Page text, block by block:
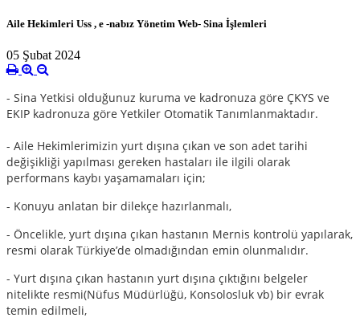
Aile Hekimleri Uss , e -nabız Yönetim Web- Sina İşlemleri
05 Şubat 2024
- Sina Yetkisi olduğunuz kuruma ve kadronuza göre ÇKYS ve
EKIP kadronuza göre Yetkiler Otomatik Tanımlanmaktadır.
- Aile Hekimlerimizin yurt dışına çıkan ve son adet tarihi
değişikliği yapılması gereken hastaları ile ilgili olarak
performans kaybı yaşamamaları için;
- Konuyu anlatan bir dilekçe hazırlanmalı,
- Öncelikle, yurt dışına çıkan hastanın Mernis kontrolü yapılarak,
resmi olarak Türkiye’de olmadığından emin olunmalıdır.
- Yurt dışına çıkan hastanın yurt dışına çıktığını belgeler
nitelikte resmi(Nüfus Müdürlüğü, Konsolosluk vb) bir evrak
temin edilmeli,